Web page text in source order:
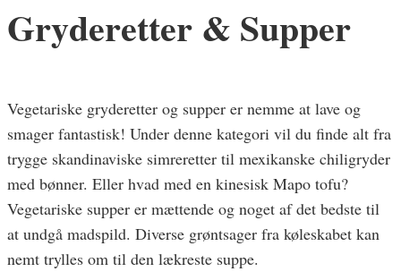
Gryderetter & Supper
Vegetariske gryderetter og supper er nemme at lave og
smager fantastisk! Under denne kategori vil du finde alt fra
trygge skandinaviske simreretter til mexikanske chiligryder
med bønner. Eller hvad med en kinesisk Mapo tofu?
Vegetariske supper er mættende og noget af det bedste til
at undgå madspild. Diverse grøntsager fra køleskabet kan
nemt trylles om til den lækreste suppe.